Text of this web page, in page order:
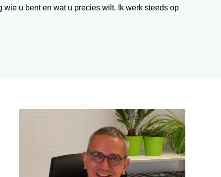
u bent en wat u precies wilt. Ik werk steeds op